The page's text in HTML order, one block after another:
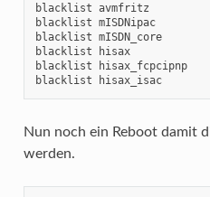
blacklist avmfritz
blacklist mISDNipac
blacklist mISDN_core
blacklist hisax
blacklist hisax_fcpcipnp
blacklist hisax_isac
Nun noch ein Reboot damit
werden.